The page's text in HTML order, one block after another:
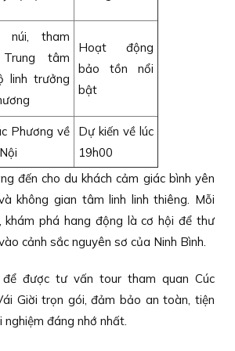
núi, tham
tâm
linh trưởng
Hoạt động
bảo tồn nổi
bật
Phương về
Dự kiến về lúc
19h00
đến cho du khách cảm giác bình yên
không gian tâm linh linh thiêng. Mỗi
khám phá hang động là cơ hội để thư
cảnh sắc nguyên sơ của Ninh Bình.
để được tư vấn tour tham quan Cúc
Giời trọn gói, đảm bảo an toàn, tiện
đáng nhớ nhất.